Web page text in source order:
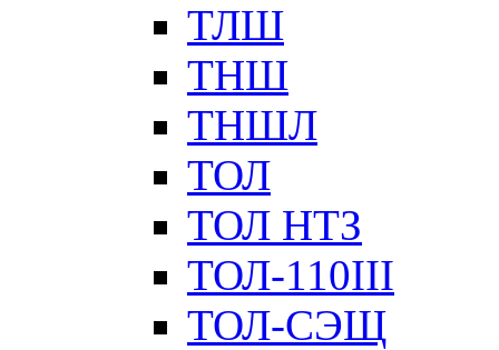
ТЛШ
ТНШ
ТНШЛ
ТОЛ
ТОЛ НТЗ
ТОЛ-110III
ТОЛ-СЭЩ